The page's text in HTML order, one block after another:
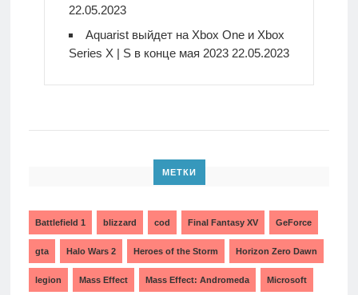
22.05.2023
Aquarist выйдет на Xbox One и Xbox
Series X | S в конце мая 2023 22.05.2023
МЕТКИ
Battlefield 1 blizzard cod Final Fantasy XV GeForce
gta Halo Wars 2 Heroes of the Storm Horizon Zero Dawn
legion Mass Effect Mass Effect: Andromeda Microsoft